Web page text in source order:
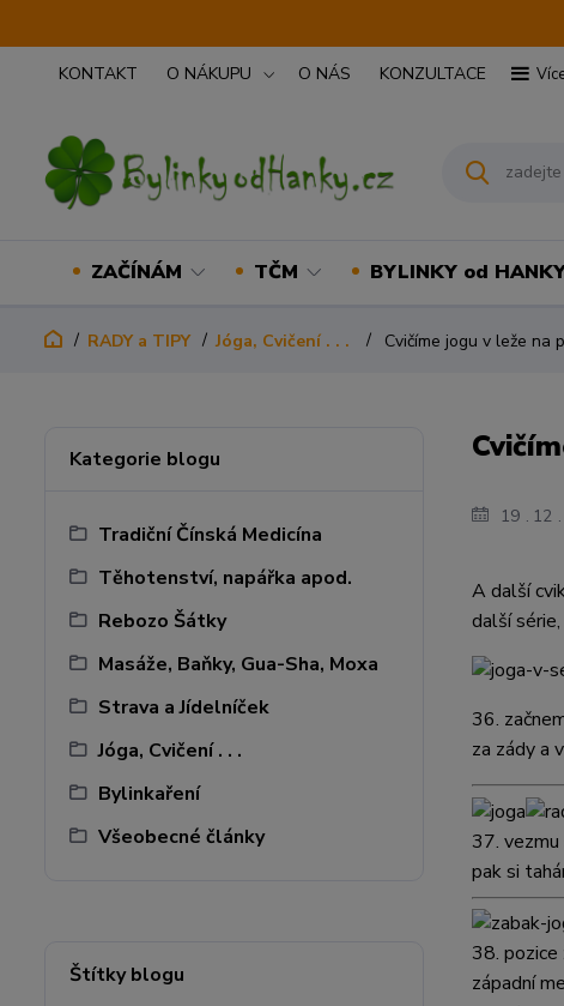
KONTAKT O NÁKUPU O NÁS KONZULTACE
ZAČÍNÁM TČM BYLINKY od
RADY a TIPY Jóga, Cvičení . . . Cvičíme jogu v leže na
Kategorie blogu
Tradiční Čínská Medicína
Těhotenství, napářka apod.
Rebozo Šátky
Masáže, Baňky, Gua-Sha, Moxa
Strava a Jídelníček
Jóga, Cvičení . . .
Bylinkaření
Všeobecné články
Štítky blogu
19 12
A další
další
36.
za zádya
37.
pak si
38.
západní